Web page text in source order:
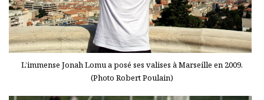
L’immense Jonah Lomu a posé ses valises à Marseille en 2009.
(Photo Robert Poulain)